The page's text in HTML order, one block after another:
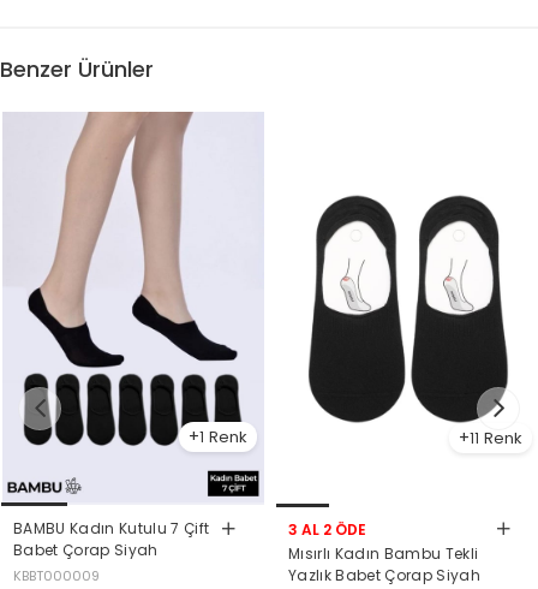
Benzer Ürünler
1
BAMBU Kadın Kutulu 7 Çift
Babet Çorap Siyah
KBBT000009
11
3 AL 2 ÖDE
Mısırlı Kadın Bambu Tekli
Yazlık Babet Çorap Siyah